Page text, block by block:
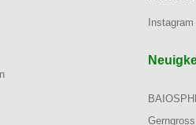
Instagram
Gerngross